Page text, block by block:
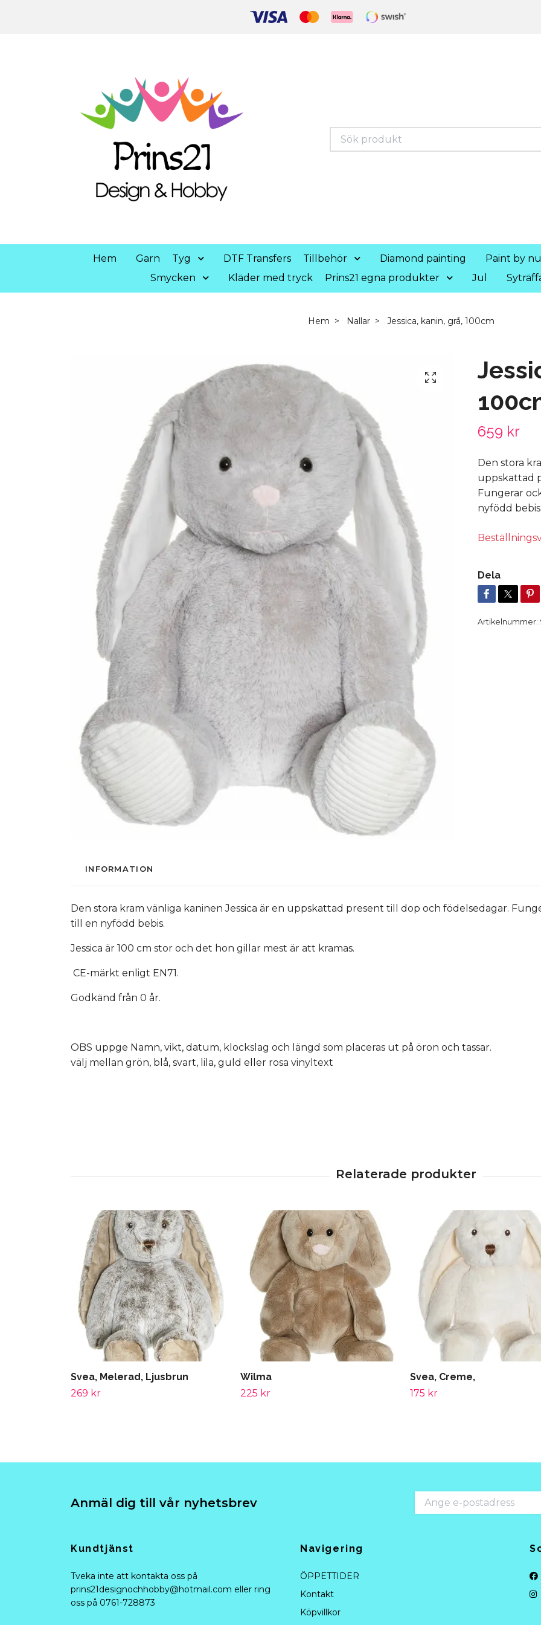
Hem Garn Tyg DTF Transfers Tillbehör Diamond painting
Paint by
Smycken
Kläder med tryck Prins21 egna produkter Jul
Hem Nallar Jessica, kanin, grå, 100cm
659 kr
Den stora
uppskattad
Fungerar
nyfödd
Dela
Artikelnummer:
INFORMATION
Den stora kram vänliga kaninen Jessica är en uppskattad present till dop och födelsedagar.
till en nyfödd bebis.
Jessica är 100 cm stor och det hon gillar mest är att kramas.
CE-märkt enligt EN71.
Godkänd från 0 år.
OBS uppge Namn, vikt, datum, klockslag och längd som placeras ut på öron och tassar.
välj mellan grön, blå, svart, lila, guld eller rosa vinyltext
Svea, Melerad, Ljusbrun
269 kr
Wilma
225 kr
Svea, Creme,
175 kr
Anmäl dig till vår nyhetsbrev
Kundtjänst
Tveka inte att kontakta oss på
prins21designochhobby@hotmail.com eller ring
oss på 0761-728873
Navigering
ÖPPETTIDER
Kontakt
Köpvillkor